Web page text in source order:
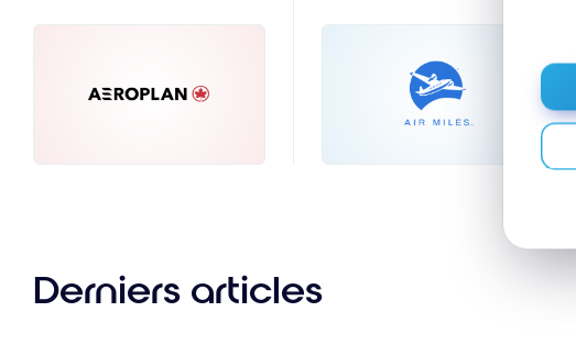
Derniers articles